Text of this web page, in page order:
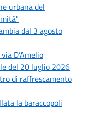
urbana del
dal 3 agosto
D’Amelio
del 20 luglio 2026
di raffrescamento
la baraccopoli